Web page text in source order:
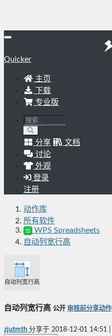
Quicker
主页
下载
专业版
分享
文档
讨论
外观
登录
注册
动作库
所有软件
WPS Spreadsheets
自动列宽行高
自动列宽行高
自动列宽行高 公开 审核前分享动作
zjutmth 分享于 2018-12-01 14:51